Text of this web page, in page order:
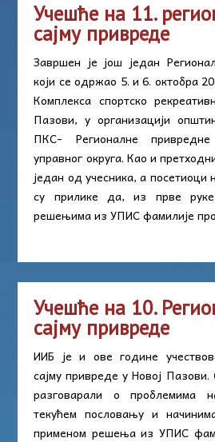
Учешће на 11.
сајму привреде
Завршен је још један
који се одржао 5. и 6. октобра
Комплекса спортско
Пазови, у организацији
ПКС- Регионалне
управног округа. Као и
један од учесника, а
су прилике да, из прве
решењима из УПИС фамилије
Учешће на 10.
сајму привреде
ИИБ је и ове године
сајму привреде у Новој
разговарали о проблемима
текућем пословању и
применом решења из УПИС